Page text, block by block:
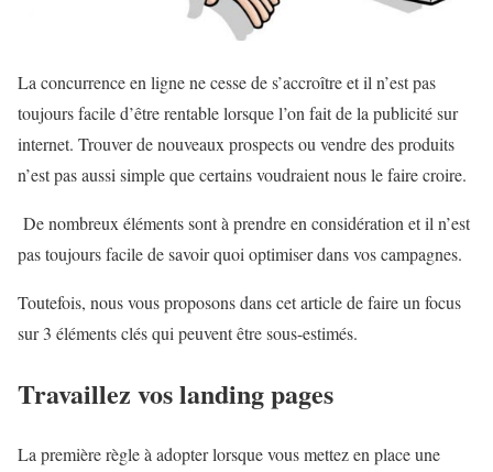
La concurrence en ligne ne cesse de s’accroître et il n’est pas
toujours facile d’être rentable lorsque l’on fait de la publicité sur
internet. Trouver de nouveaux prospects ou vendre des produits
n’est pas aussi simple que certains voudraient nous le faire croire.
De nombreux éléments sont à prendre en considération et il n’est
pas toujours facile de savoir quoi optimiser dans vos campagnes.
Toutefois, nous vous proposons dans cet article de faire un focus
sur 3 éléments clés qui peuvent être sous-estimés.
Travaillez vos landing pages
La première règle à adopter lorsque vous mettez en place une